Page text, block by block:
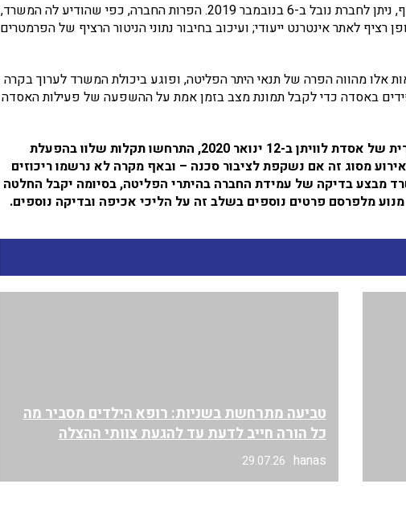
היתר הפליטה של אסדת לוויתן, הממוקמת כ-10 ק"מ מהחוף, ניתן לחברת נובל ב-6 בנובמבר 2019. הפרות החברה, כפי שהודיע לה המשרד,
רציף לאתר אינטרנט ייעודי; ועיכוב בחיבור נתוני הניטור הרציף של הפרמטרים
אלו מהווה הפרה של תנאי היתר הפליטה, ופוגע ביכולת המשרד לערוך בקרה
באסדה כדי לקבל תמונת מצב בזמן אמת על ההשפעה של פעילות האסדה
בנוסף להודעתנו זו לנובל: מאז תחילת ההפעלה המסחרית של אסדת לוויתן ב-12 ינואר 2020, התרחשו תקלות שלוו בהפעלת
מסוג זה אם נשקפת לציבור סכנה – ובאף מקרה לא נרשמו ריכוזים
מבצע בדיקה של עמידת החברה בהיתרי הפליטה, בסיומה יקבל החלטה
מלפרסם פרטים נוספים בשלב זה על הליכי אכיפה ובדיקה נוספים.
טביעה מתרחשת בשניות: רופא הילדים מסביר מה
כל הורה חייב לדעת עד להגעת צוותי ההצלה
hanas
29.07.26